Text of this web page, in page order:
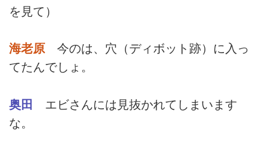
を見て）
海老原 今のは、穴（ディボット跡）に入っ
てたんでしょ。
奥田
エビさんには見抜かれてしまいます
な。